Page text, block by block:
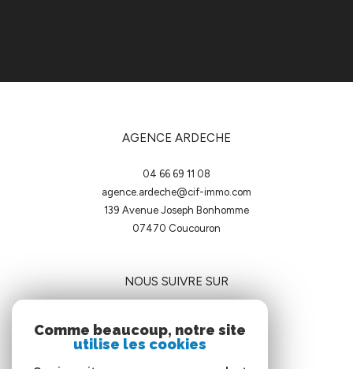
AGENCE ARDECHE
04 66 69 11 08
agence.ardeche@cif-immo.com
139 Avenue Joseph Bonhomme
07470
coucouron
NOUS SUIVRE SUR
Comme beaucoup, notre site
utilise les cookies